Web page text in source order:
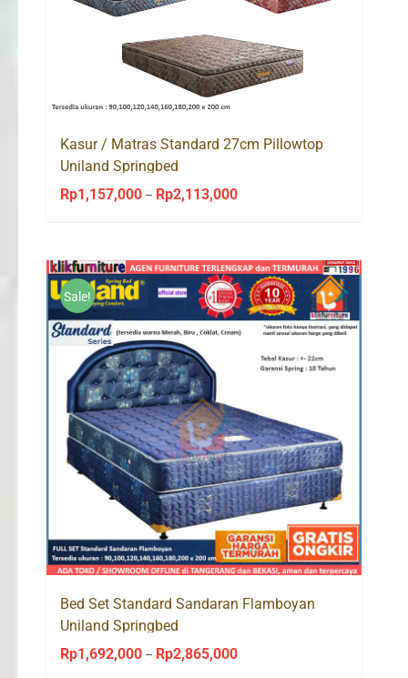
Kasur / Matras Standard 27cm Pillowtop
Uniland Springbed
Rp1,157,000 – Rp2,113,000Price
through
Rp2,113,000
Sale!
Bed Set Standard Sandaran Flamboyan
Uniland Springbed
Rp1,692,000 – Rp2,865,000Price